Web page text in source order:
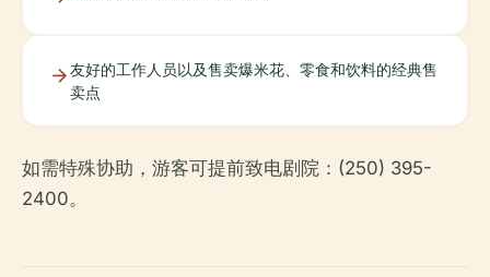
友好的工作人员以及售卖爆米花、零食和饮料的经典售
卖点
如需特殊协助，游客可提前致电剧院：(250) 395-
2400。